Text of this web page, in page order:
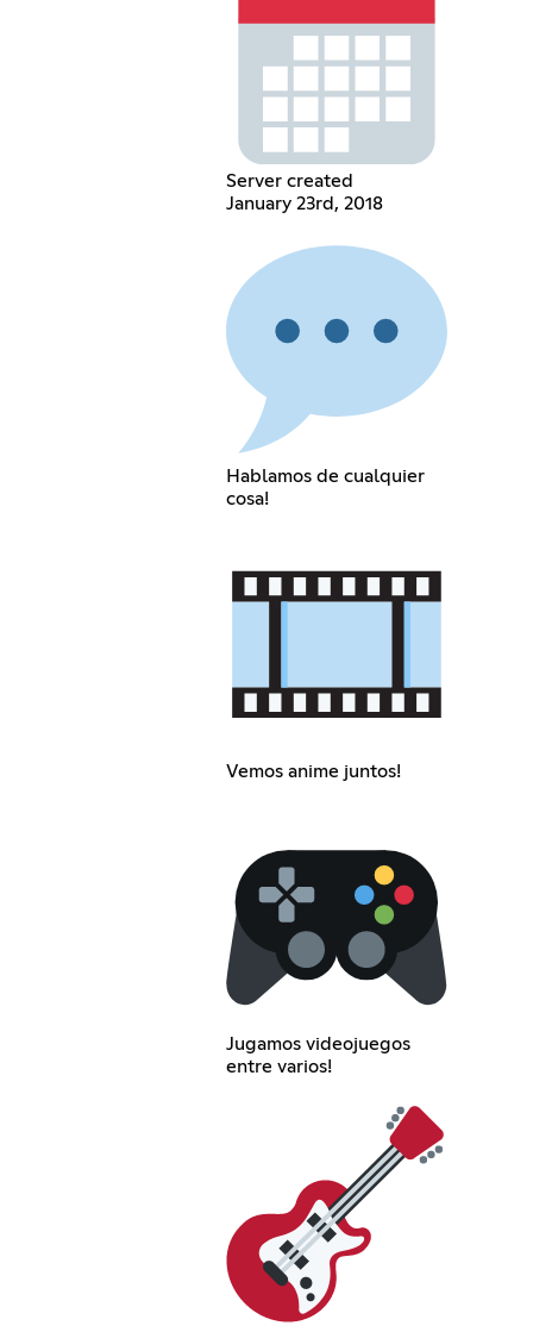
Server created
January 23rd, 2018
Hablamos de cualquier
cosa!
Vemos anime juntos!
Jugamos videojuegos
entre varios!